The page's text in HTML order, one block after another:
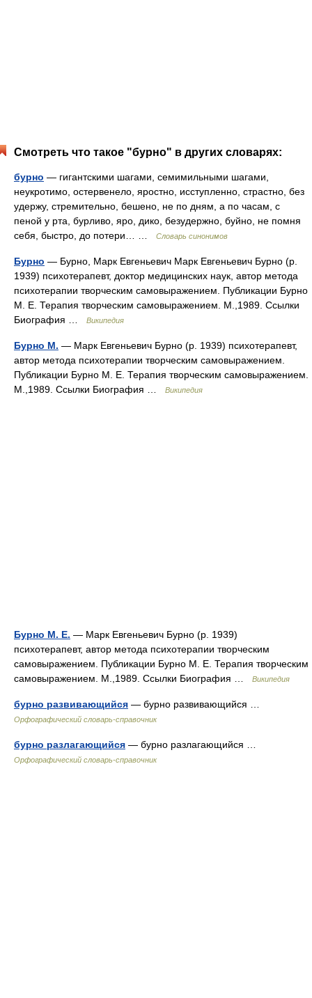
Смотреть что такое "бурно" в других словарях:
бурно — гигантскими шагами, семимильными шагами,
неукротимо, остервенело, яростно, исступленно, страстно, без
удержу, стремительно, бешено, не по дням, а по часам, с
пеной у рта, бурливо, яро, дико, безудержно, буйно, не помня
себя, быстро, до потери… …
Словарь синонимов
Бурно — Бурно, Марк Евгеньевич Марк Евгеньевич Бурно (р.
1939) психотерапевт, доктор медицинских наук, автор метода
психотерапии творческим самовыражением. Публикации Бурно
М. Е. Терапия творческим самовыражением. М.,1989. Ссылки
Биография …
Википедия
Бурно М. — Марк Евгеньевич Бурно (р. 1939) психотерапевт,
автор метода психотерапии творческим самовыражением.
Публикации Бурно М. Е. Терапия творческим самовыражением.
М.,1989. Ссылки Биография …
Википедия
Бурно М. Е. — Марк Евгеньевич Бурно (р. 1939)
психотерапевт, автор метода психотерапии творческим
самовыражением. Публикации Бурно М. Е. Терапия творческим
самовыражением. М.,1989. Ссылки Биография …
Википедия
бурно развивающийся — бурно развивающийся …
Орфографический словарь-справочник
бурно разлагающийся — бурно разлагающийся …
Орфографический словарь-справочник